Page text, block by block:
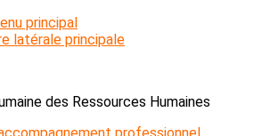
principal
latérale principale
des Ressources Humaines